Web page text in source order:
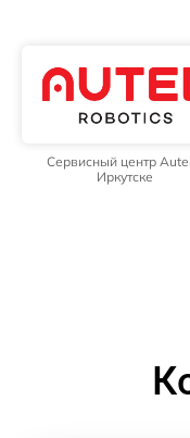
Сервисный центр
Иркутске